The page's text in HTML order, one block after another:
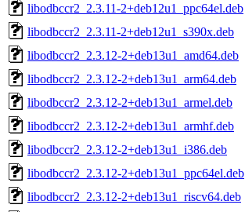
libodbccr2_2.3.11-2+deb12u1_ppc64el.deb
libodbccr2_2.3.11-2+deb12u1_s390x.deb
libodbccr2_2.3.12-2+deb13u1_amd64.deb
libodbccr2_2.3.12-2+deb13u1_arm64.deb
libodbccr2_2.3.12-2+deb13u1_armel.deb
libodbccr2_2.3.12-2+deb13u1_armhf.deb
libodbccr2_2.3.12-2+deb13u1_i386.deb
libodbccr2_2.3.12-2+deb13u1_ppc64el.deb
libodbccr2_2.3.12-2+deb13u1_riscv64.deb